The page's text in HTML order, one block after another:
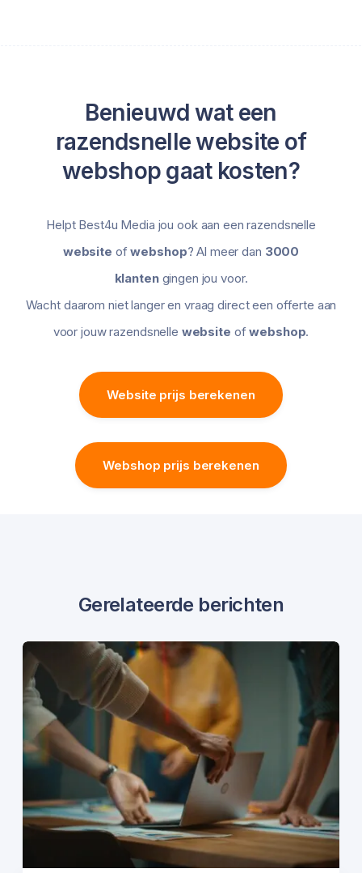
Benieuwd wat een
razendsnelle website of
webshop gaat kosten?
Helpt Best4u Media jou ook aan een razendsnelle
website ofwebshop? Al meer dan 3000
klantengingen jou voor.
Wacht daarom niet langer en vraag direct een offerte aan
voor jouw razendsnelle website ofwebshop.
Website prijs berekenen
Webshop prijs berekenen
Gerelateerde berichten